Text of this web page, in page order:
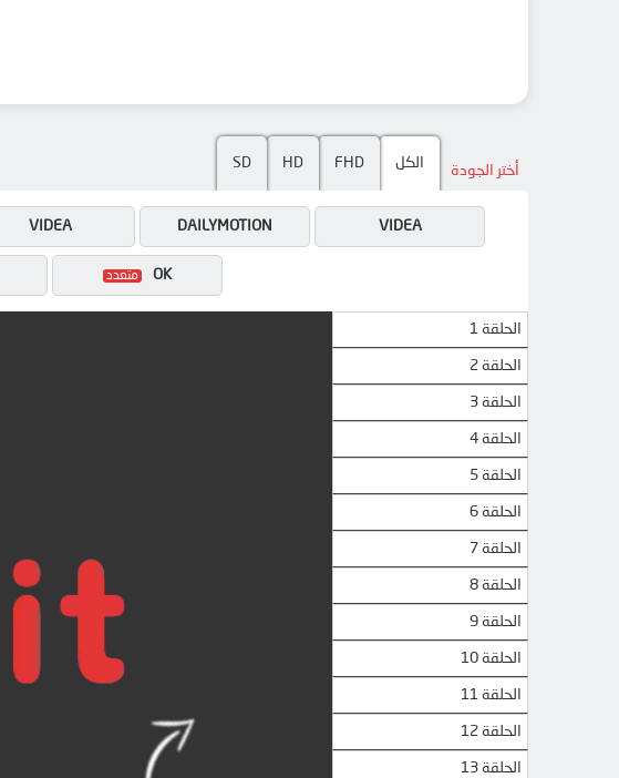
أختر الجودة الكل FHD
HD
SD
VIDEA
DAILYMOTION
OK
VIDEA
الحلقة 1
الحلقة 2
الحلقة 3
الحلقة 4
الحلقة 5
الحلقة 6
الحلقة 7
الحلقة 8
الحلقة 9
الحلقة 10
الحلقة 11
الحلقة 12
الحلقة 13